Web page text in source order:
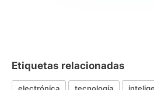
Etiquetas relacionadas
electrónica tecnología